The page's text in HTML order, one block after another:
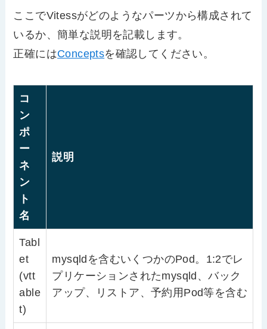
ここでVitessがどのようなパーツから構成されて
いるか、簡単な説明を記載します。
正確にはConceptsを確認してください。
コ
ン
ポ
ー
ネ
ン
ト
名
説明
Tabl
et
(vtt
able
t)
mysqldを含むいくつかのPod。1:2でレ
プリケーションされたmysqld、バック
アップ、リストア、予約用Pod等を含む